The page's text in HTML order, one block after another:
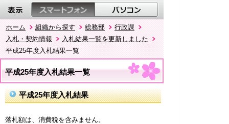
ホーム 組織から探す 総務部
行政課
入札・契約情報
入札結果一覧を更新しました
平成25年度入札結果一覧
平成25年度入札結果一覧
平成25年度入札結果
落札額は、消費税を含みません。